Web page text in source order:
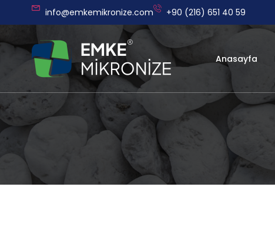
info@emkemikronize.com +90 (216) 651 40 59
Anasayfa